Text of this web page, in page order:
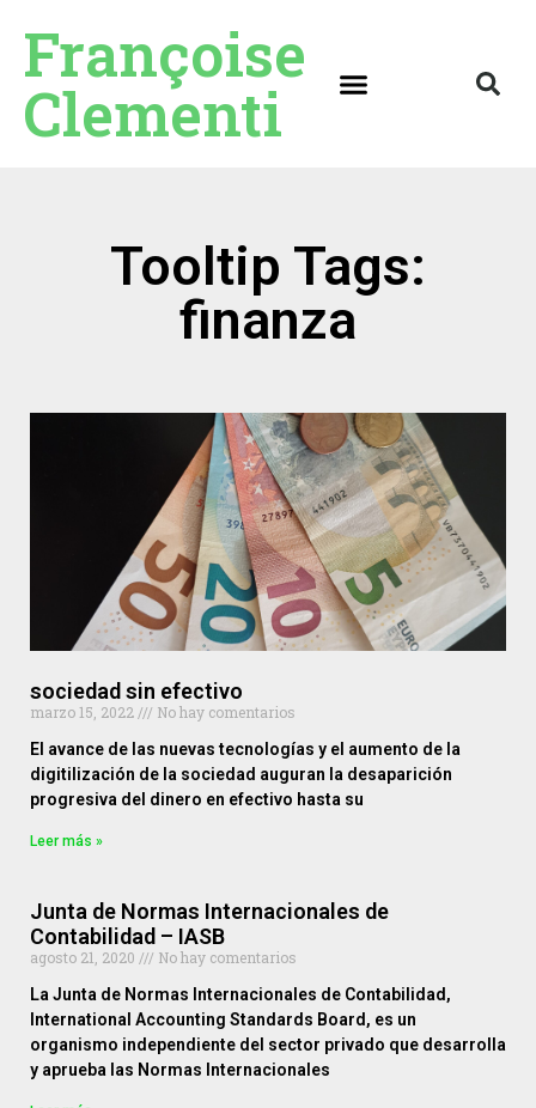
Françoise
Clementi
Tooltip Tags:
finanza
sociedad sin efectivo
marzo 15, 2022
No hay comentarios
El avance de las nuevas tecnologías y el aumento de la
digitilización de la sociedad auguran la desaparición
progresiva del dinero en efectivo hasta su
Leer más »
Junta de Normas Internacionales de
Contabilidad – IASB
agosto 21, 2020
No hay comentarios
La Junta de Normas Internacionales de Contabilidad,
International Accounting Standards Board, es un
organismo independiente del sector privado que desarrolla
y aprueba las Normas Internacionales